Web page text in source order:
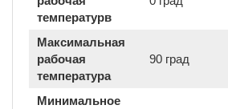
температурв
Максимальная
рабочая
температура
90 град
Минимальное